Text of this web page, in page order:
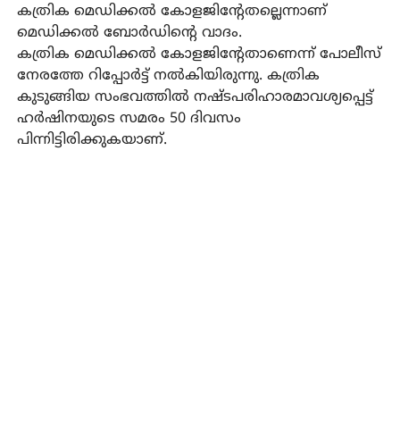
കത്രിക മെഡിക്കല്‍ കോളജിന്റേതല്ലെന്നാണ്
മെഡിക്കല്‍ ബോര്‍ഡിന്റെ വാദം.
കത്രിക മെഡിക്കല്‍ കോളജിന്റേതാണെന്ന് പോലീസ്
നേരത്തേ റിപ്പോര്‍ട്ട് നല്‍കിയിരുന്നു. കത്രിക
കുടുങ്ങിയ സംഭവത്തില്‍ നഷ്ടപരിഹാരമാവശ്യപ്പെട്ട്
ഹര്‍ഷിനയുടെ സമരം 50 ദിവസം
പിന്നിട്ടിരിക്കുകയാണ്.